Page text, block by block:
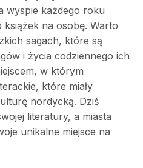
wyspie każdego roku
na osobę. Warto
sagach, które są
i życia codziennego ich
w którym
które miały
nordycką. Dziś
literatury, a miasta
unikalne miejsce na